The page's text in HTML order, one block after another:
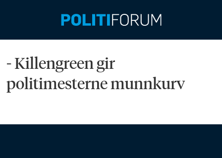
Emne:
ingelin
- Killengreen gir
politimesterne munnkurv